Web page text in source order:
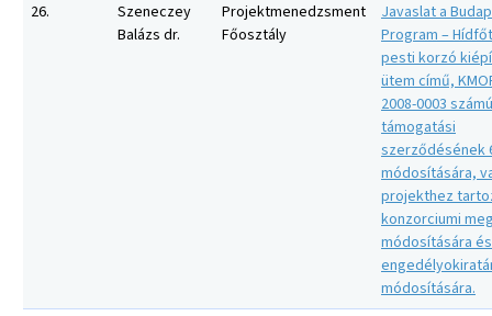
26.
Szeneczey
Balázs dr.
Projektmenedzsment
Főosztály
Javaslat a
Program –
pesti korzó
ütem című,
2008-0003
támogatási
szerződésének
módosítására,
projekthez
konzorciumi
módosítására
módosítására.